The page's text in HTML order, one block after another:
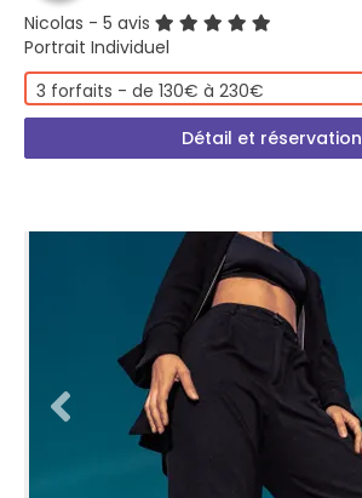
Nicolas - 5 avis
Portrait Individuel
3 forfaits - de 130€ à 230€
Détail et réservation